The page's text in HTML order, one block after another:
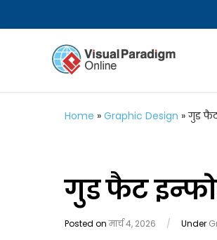
Home » Graphic Design »गुड
गुड फैट
Posted onमार्च 4, 2026 / Under